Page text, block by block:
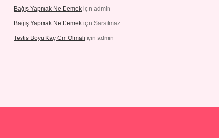
Bağış Yapmak Ne Demek için admin
Bağış Yapmak Ne Demek için Sarsılmaz
Testis Boyu Kaç Cm Olmalı için admin